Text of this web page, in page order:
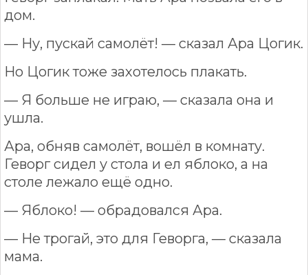
дом.
— Ну, пускай самолёт! — сказал Ара Цогик.
Но Цогик тоже захотелось плакать.
— Я больше не играю, — сказала она и
ушла.
Ара, обняв самолёт, вошёл в комнату.
Геворг сидел у стола и ел яблоко, а на
столе лежало ещё одно.
— Яблоко! — обрадовался Ара.
— Не трогай, это для Геворга, — сказала
мама.